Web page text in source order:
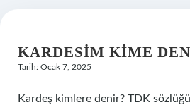
KARDESIM KIME
Tarih: Ocak 7, 2025
Kardeş kimlere denir? TDK